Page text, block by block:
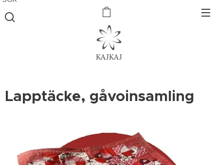
KAJKAJ
Lapptäcke, gåvoinsamling